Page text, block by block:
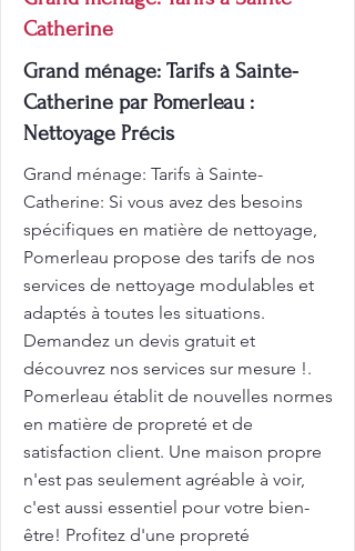
Catherine
Grand ménage: Tarifs à Sainte-
Catherine par Pomerleau :
Nettoyage Précis
Grand ménage: Tarifs à Sainte-
Catherine: Si vous avez des besoins
spécifiques en matière de nettoyage,
Pomerleau propose des tarifs de nos
services de nettoyage modulables et
adaptés à toutes les situations.
Demandez un devis gratuit et
découvrez nos services sur mesure !.
Pomerleau établit de nouvelles normes
en matière de propreté et de
satisfaction client. Une maison propre
n'est pas seulement agréable à voir,
c'est aussi essentiel pour votre bien-
être! Profitez d'une propreté